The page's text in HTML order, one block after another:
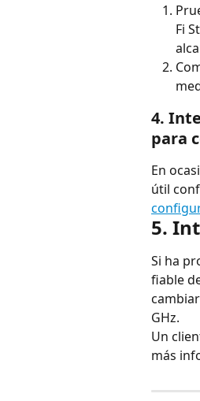
Fi
4.
para
En
útil
5.
Si ha
fiable
GHz.
Un
más